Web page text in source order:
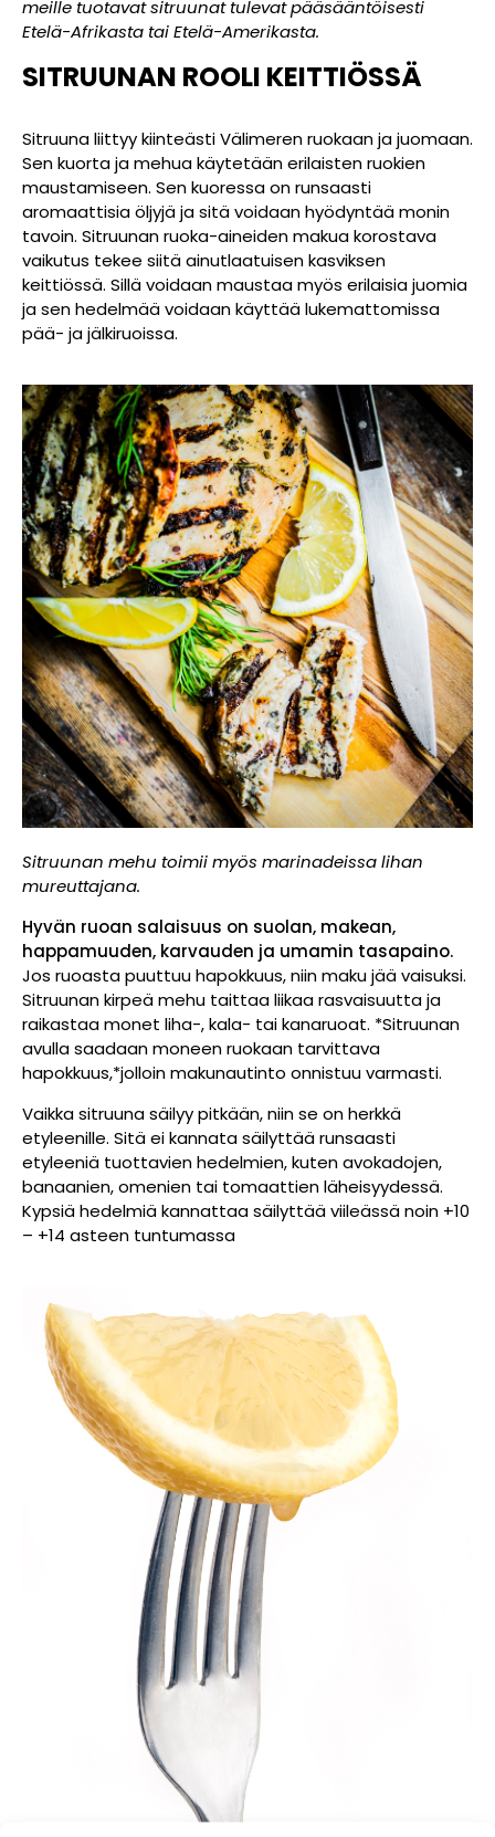
meille tuotavat sitruunat tulevat pääsääntöisesti
Etelä-Afrikasta tai Etelä-Amerikasta.
SITRUUNAN ROOLI KEITTIÖSSÄ
Sitruuna liittyy kiinteästi Välimeren ruokaan ja juomaan.
Sen kuorta ja mehua käytetään erilaisten ruokien
maustamiseen. Sen kuoressa on runsaasti
aromaattisia öljyjä ja sitä voidaan hyödyntää monin
tavoin. Sitruunan ruoka-aineiden makua korostava
vaikutus tekee siitä ainutlaatuisen kasviksen
keittiössä. Sillä voidaan maustaa myös erilaisia juomia
ja sen hedelmää voidaan käyttää lukemattomissa
pää- ja jälkiruoissa.
Sitruunan mehu toimii myös marinadeissa lihan
mureuttajana.
Hyvän ruoan salaisuus on suolan, makean,
happamuuden, karvauden ja umamin tasapaino.
Jos ruoasta puuttuu hapokkuus, niin maku jää vaisuksi.
Sitruunan kirpeä mehu taittaa liikaa rasvaisuutta ja
raikastaa monet liha-, kala- tai kanaruoat. *Sitruunan
avulla saadaan moneen ruokaan tarvittava
hapokkuus,*jolloin makunautinto onnistuu varmasti.
Vaikka sitruuna säilyy pitkään, niin se on herkkä
etyleenille. Sitä ei kannata säilyttää runsaasti
etyleeniä tuottavien hedelmien, kuten avokadojen,
banaanien, omenien tai tomaattien läheisyydessä.
Kypsiä hedelmiä kannattaa säilyttää viileässä noin +10
– +14 asteen tuntumassa